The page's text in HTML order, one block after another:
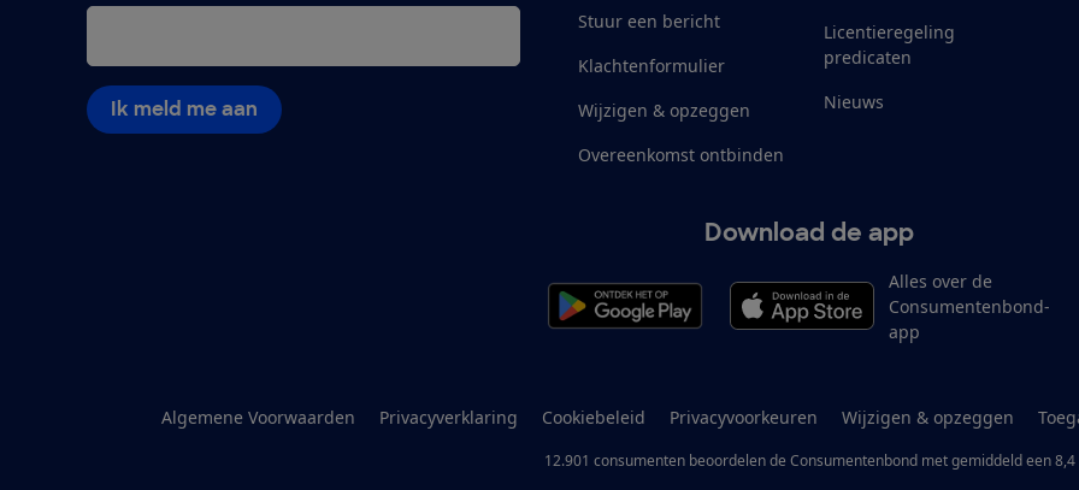
Ik meld me aan
Stuur een bericht
Klachtenformulier
Wijzigen & opzeggen
Overeenkomst ontbinden
Licentieregeling
predicaten
Nieuws
Download de app
Alles over de
Consumentenbond-
app
Algemene Voorwaarden Privacyverklaring Cookiebeleid Privacyvoorkeuren Wijzigen & opzeggen
12.901 consumenten beoordelen de Consumentenbondmet gemiddeld een 8,4